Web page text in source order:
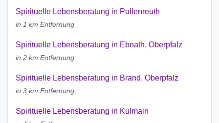
Spirituelle Lebensberatung in Pullenreuth
in 1 km Entfernung
Spirituelle Lebensberatung in Ebnath, Oberpfalz
in 2 km Entfernung
Spirituelle Lebensberatung in Brand, Oberpfalz
in 3 km Entfernung
Spirituelle Lebensberatung in Kulmain